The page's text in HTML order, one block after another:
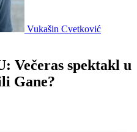
Vukašin Cvetković
Večeras spektakl u
Gane?